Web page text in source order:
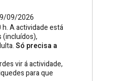
09/2026
A actividade está
(incluídos),
Só precisa a
vir á actividade,
para que